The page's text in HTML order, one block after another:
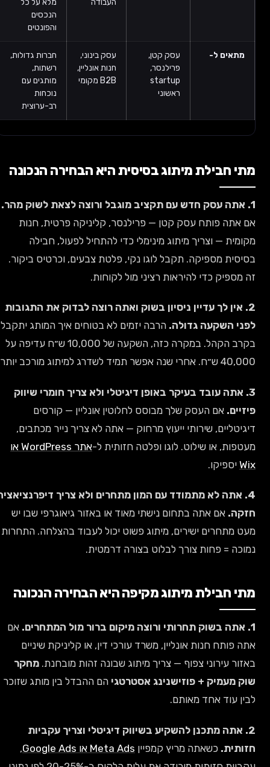
הנכסים
והפונטים
מתאים ל-
עסק קטן,
פרילנסר,
startup
ראשוני
עסק בינוני,
חנות אונליין,
B2B מקומי
חברות גדולות,
רשתות,
מותגים עם
נוכחות
רב-ערוצית
מתי חבילת מיתוג בסיסית היא הבחירה הנכונה
אם אתה פותח עסק קטן — פרילנסר, קליניקה פרטית, חנות
מקומית — וצריך מיתוג מינימלי כדי להתחיל לפעול, חבילה
בסיסית מספיקה. תקבל לוגו נקי, פלטת צבעים, וכרטיס ביקור.
זה מספיק כדי להיראות רציני מול לקוחות.
2. אין לך עדיין ניסיון בשוק ואתה רוצה לבדוק את התגובות
לפני השקעה גדולה.הרבה יזמים לא בטוחים איך המותג יתקבל
בקרב הקהל. במקרה כזה, השקעה של 10,000 ש״ח עדיפה על
40,000 ש״ח. אחרי שנה אפשר תמיד לשדרג למיתוג מורכב יותר.
3. אתה עובד בעיקר באופן דיגיטלי ולא צריך חומרי שיווק
פיזיים.אם העסק שלך מבוסס לחלוטין אונליין — קורסים
דיגיטליים, שירותי ייעוץ מרחוק — אתה לא צריך נייר מכתבים,
מעטפות, או שילוט. לוגו ופלטה חזותית ל-
אתר WordPress או
Wixיספיקו.
4. אתה לא מתמודד עם המון מתחרים ולא צריך דיפרנציאציה
חזקה.אם אתה בתחום נישתי מאוד או באזור גיאוגרפי שבו יש
מעט מתחרים ישירים, מיתוג פשוט יכול לעבוד בהצלחה. התחרות
נמוכה = פחות צורך לבלוט בצורה דרמטית.
מתי חבילת מיתוג מקיפה היא הבחירה הנכונה
אם
אתה פותח חנות אונליין, משרד עורכי דין, או קליניקת שיניים
באזור עירוני צפוף — צריך מיתוג שבונה זהות מובחנת.מחקר
שוק מעמיק + פוזישנינג אסטרטגיהם ההבדל בין מותג שזוכר
לבין עוד אחד מאותם.
2. אתה מתכנן להשקיע בשיווק דיגיטלי וצריך עקביות
חזותית.כשאתה מריץ קמפייןMeta Ads או Google Ads
,